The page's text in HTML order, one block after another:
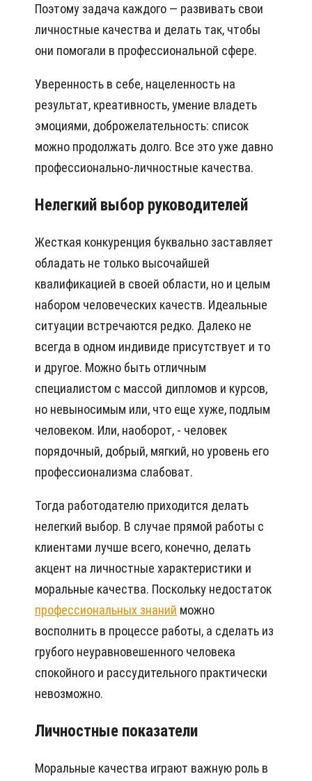
Поэтому задача каждого — развивать свои
личностные качества и делать так, чтобы
они помогали в профессиональной сфере.
Уверенность в себе, нацеленность на
результат, креативность, умение владеть
эмоциями, доброжелательность: список
можно продолжать долго. Все это уже давно
профессионально-личностные качества.
Нелегкий выбор руководителей
Жесткая конкуренция буквально заставляет
обладать не только высочайшей
квалификацией в своей области, но и целым
набором человеческих качеств. Идеальные
ситуации встречаются редко. Далеко не
всегда в одном индивиде присутствует и то
и другое. Можно быть отличным
специалистом с массой дипломов и курсов,
но невыносимым или, что еще хуже, подлым
человеком. Или, наоборот, - человек
порядочный, добрый, мягкий, но уровень его
профессионализма слабоват.
Тогда работодателю приходится делать
нелегкий выбор. В случае прямой работы с
клиентами лучше всего, конечно, делать
акцент на личностные характеристики и
моральные качества. Поскольку недостаток
профессиональных знаний можно
восполнить в процессе работы, а сделать из
грубого неуравновешенного человека
спокойного и рассудительного практически
невозможно.
Личностные показатели
Моральные качества играют важную роль в